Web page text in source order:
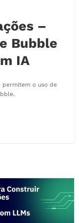
–
Bubble
IA
permitem o uso de